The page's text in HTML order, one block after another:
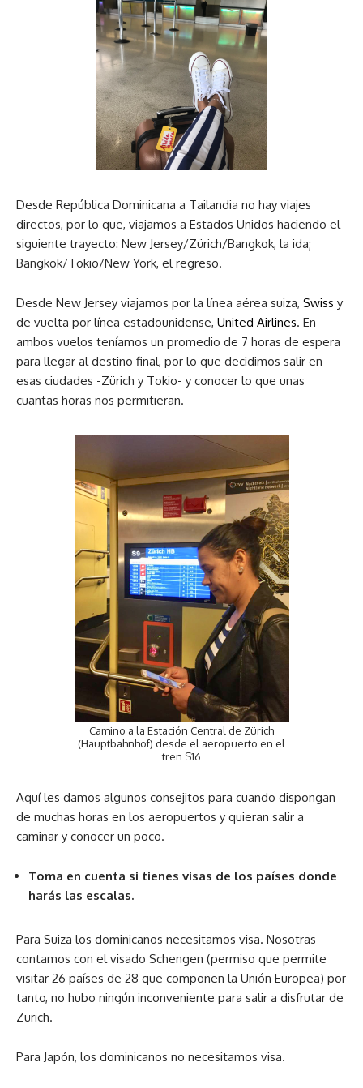
Desde República Dominicana a Tailandia no hay viajes
directos, por lo que, viajamos a Estados Unidos haciendo el
siguiente trayecto: New Jersey/Zürich/Bangkok, la ida;
Bangkok/Tokio/New York, el regreso.
Desde New Jersey viajamos por la línea aérea suiza, Swiss y
de vuelta por línea estadounidense, United Airlines. En
ambos vuelos teníamos un promedio de 7 horas de espera
para llegar al destino final, por lo que decidimos salir en
esas ciudades -Zürich y Tokio- y conocer lo que unas
cuantas horas nos permitieran.
Camino a la Estación Central de Zürich
(Hauptbahnhof) desde el aeropuerto en el
tren S16
Aquí les damos algunos consejitos para cuando dispongan
de muchas horas en los aeropuertos y quieran salir a
caminar y conocer un poco.
Toma en cuenta si tienes visas de los países donde
harás las escalas.
Para Suiza los dominicanos necesitamos visa. Nosotras
contamos con el visado Schengen (permiso que permite
visitar 26 países de 28 que componen la Unión Europea) por
tanto, no hubo ningún inconveniente para salir a disfrutar de
Zürich.
Para Japón, los dominicanos no necesitamos visa.